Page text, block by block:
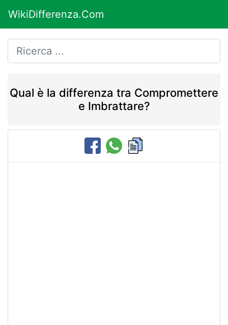
WikiDifferenza.Com
Qual è la differenza tra Compromettere
e Imbrattare?